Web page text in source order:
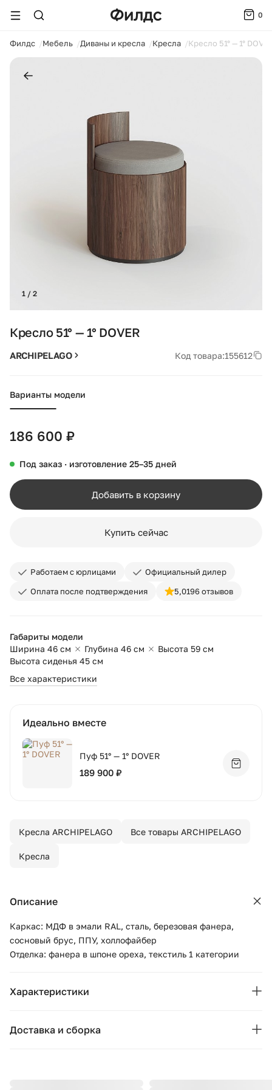
0
Филдс Мебель Диваны и кресла Кресла Кресло 51° — 1°
1 / 2
Кресло 51° — 1° DOVER
ARCHIPELAGO Код товара:155612
Варианты модели
186 600 ₽
Под заказ · изготовление 25–35 дней
Добавить в корзину
Купить сейчас
Работаем с юрлицами
Официальный дилер
Оплата после подтверждения
5,0196 отзывов
Габариты модели
Ширина 46 см
Глубина 46 см
Высота 59 см
Высота сиденья 45 см
Все характеристики
Идеально вместе
Пуф 51° — 1° DOVER
189 900 ₽
Кресла ARCHIPELAGO Все товары ARCHIPELAGO
Кресла
Описание
Каркас: МДФ в эмали RAL, сталь, березовая фанера,
сосновый брус, ППУ, холлофайбер
Отделка: фанера в шпоне ореха, текстиль 1 категории
Характеристики
Доставка и сборка